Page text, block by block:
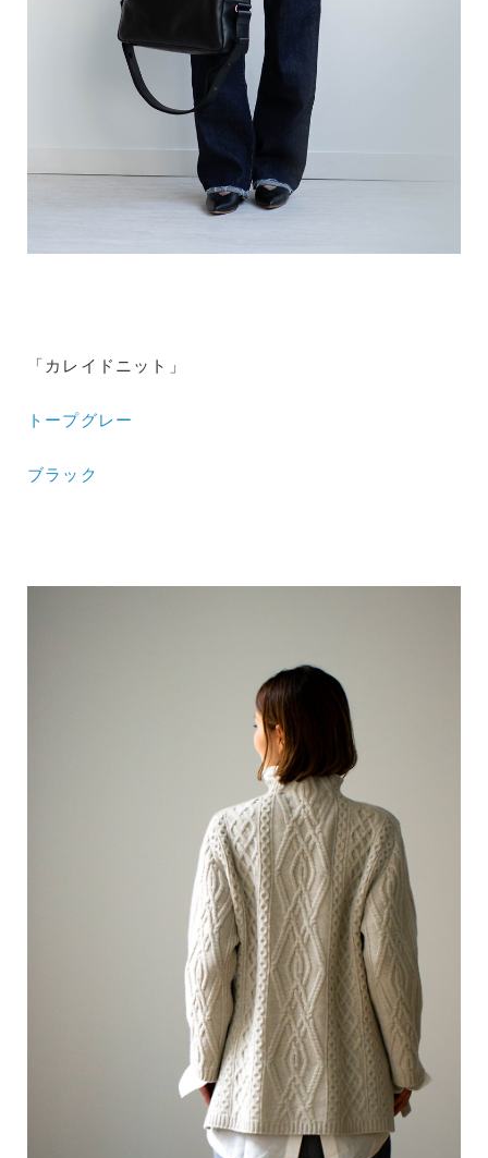
「カレイドニット」
トープグレー
ブラック